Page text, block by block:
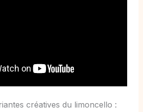
créatives du limoncello :